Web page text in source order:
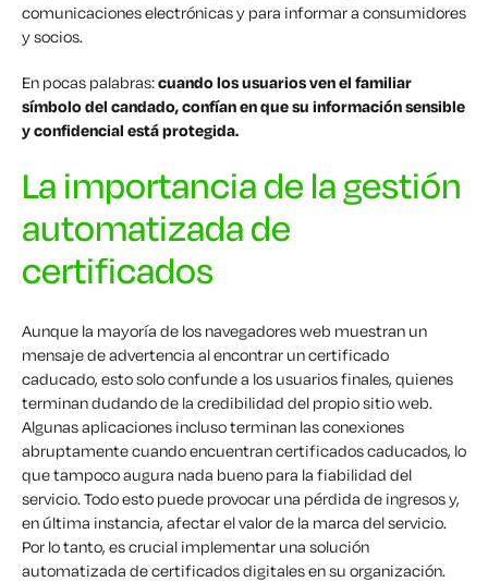
comunicaciones electrónicas y para informar a consumidores
y socios.
En pocas palabras:cuando los usuarios ven el familiar
símbolo del candado, confían en que su información sensible
y confidencial está protegida.
La importancia de la gestión
automatizada de
certificados
Aunque la mayoría de los navegadores web muestran un
mensaje de advertencia al encontrar un certificado
caducado, esto solo confunde a los usuarios finales, quienes
terminan dudando de la credibilidad del propio sitio web.
Algunas aplicaciones incluso terminan las conexiones
abruptamente cuando encuentran certificados caducados, lo
que tampoco augura nada bueno para la fiabilidad del
servicio. Todo esto puede provocar una pérdida de ingresos y,
en última instancia, afectar el valor de la marca del servicio.
Por lo tanto, es crucial implementar una solución
automatizada de certificados digitales en su organización.